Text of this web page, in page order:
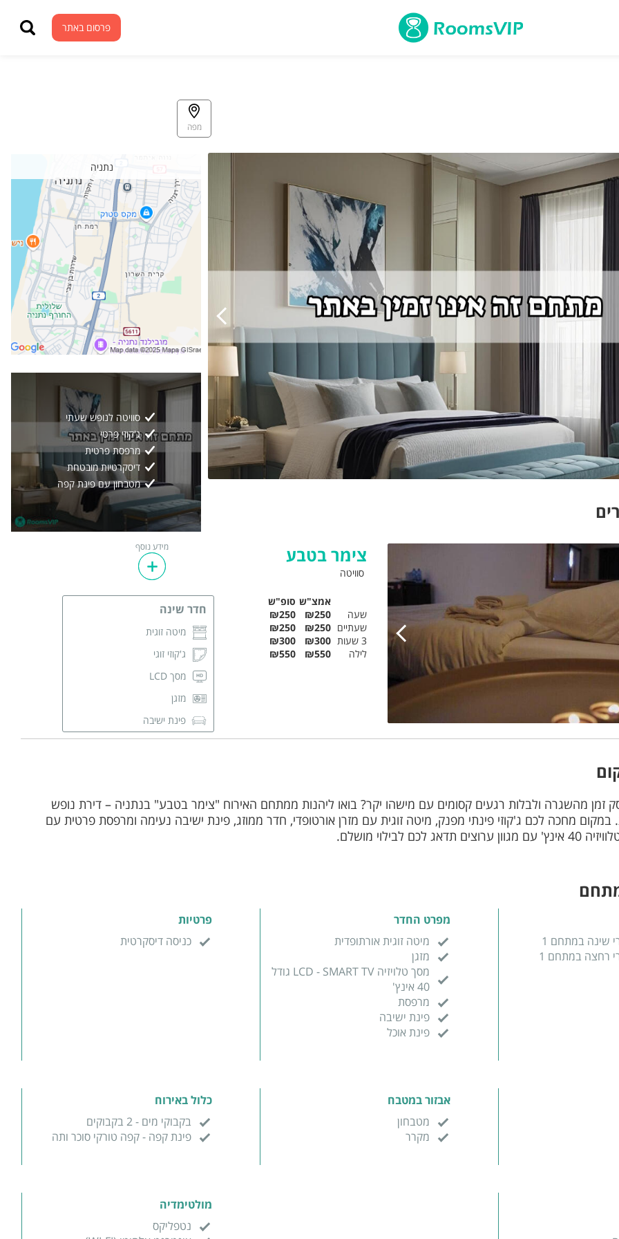
פרסום באתר
2/16
סוויטה לנופש שעתי
ג'קוזי פרטי
מרפסת פרטית
דיסקרטיות מובטחת
מטבחון עם פינת קפה
מפה
צימר בטבע
סוויטה
אמצ"ש סופ"ש
שעה
₪250
₪250
שעתיים ₪250
₪250
3 שעות
₪300
₪300
לילה
₪550
₪550
חדר שינה
מיטה זוגית
ג'קוזי זוגי
מסך LCD
מזגן
פינת ישיבה
שידות לאחסון
מידע נוסף
זמן מהשגרה ולבלות רגעים קסומים עם מישהו יקר? בואו ליהנות ממתחם האירוח "צימר בטבע" בנתניה – דירת נופש
במקום מחכה לכם ג'קוזי פינתי מפנק, מיטה זוגית עם מזרן אורטופדי, חדר ממוזג, פינת ישיבה נעימה ומרפסת פרטית עם
לכם לבילוי מושלם.
שינה במתחם 1
רחצה במתחם 1
מפרט החדר
מיטה זוגית אורתופדית
מזגן
מסך טלויזיה LCD - SMART TV גודל
40 אינץ'
מרפסת
פינת ישיבה
פינת אוכל
פרטיות
כניסה דיסקרטית
אבזור במטבח
מטבחון
מקרר
כלול באירוח
בקבוקי מים - 2 בקבוקים
פינת קפה - קפה טורקי סוכר ותה
מולטימדיה
נטפליקס
נתניה